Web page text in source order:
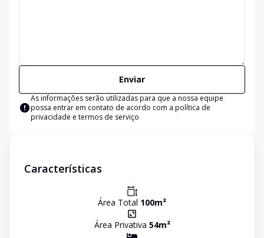
Enviar
As informações serão utilizadas para que a nossa equipe
possa entrar em contato de acordo com a política de
privacidade e termos de serviço
Características
Área Total 100m²
Área Privativa 54m²